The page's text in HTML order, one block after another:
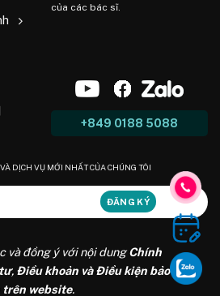
của các bác sĩ.
+849 0188 5088
DỊCH VỤ MỚI NHẤT CỦA CHÚNG TÔI
và đồng ý với nội dungChính
, Điều khoản và Điều kiện bảo
trên website.